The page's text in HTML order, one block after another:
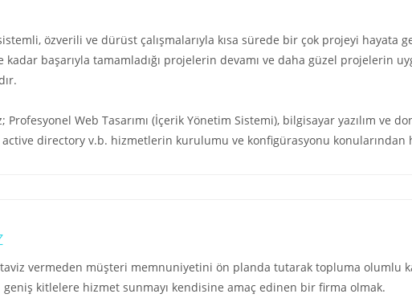
sistemli, özverili ve dürüst çalışmalarıyla kısa sürede bir çok projeyi hayata
başarıyla tamamladığı projelerin devamı ve daha güzel projelerin
Web Tasarımı (İçerik Yönetim Sistemi), bilgisayar yazılım ve
directory v.b. hizmetlerin kurulumu ve konfigürasyonu konularından
vermeden müşteri memnuniyetini ön planda tutarak topluma olumlu
kitlelere hizmet sunmayı kendisine amaç edinen bir firma olmak.